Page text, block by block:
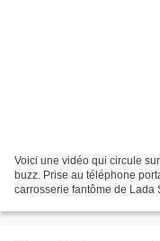
Voici une vidéo qui circule
buzz. Prise au téléphone
carrosserie fantôme de Lada